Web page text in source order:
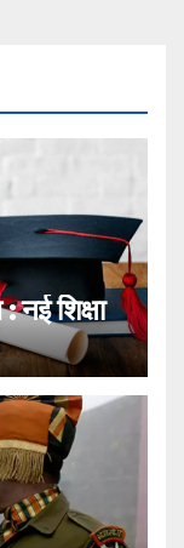
नई शिक्षा